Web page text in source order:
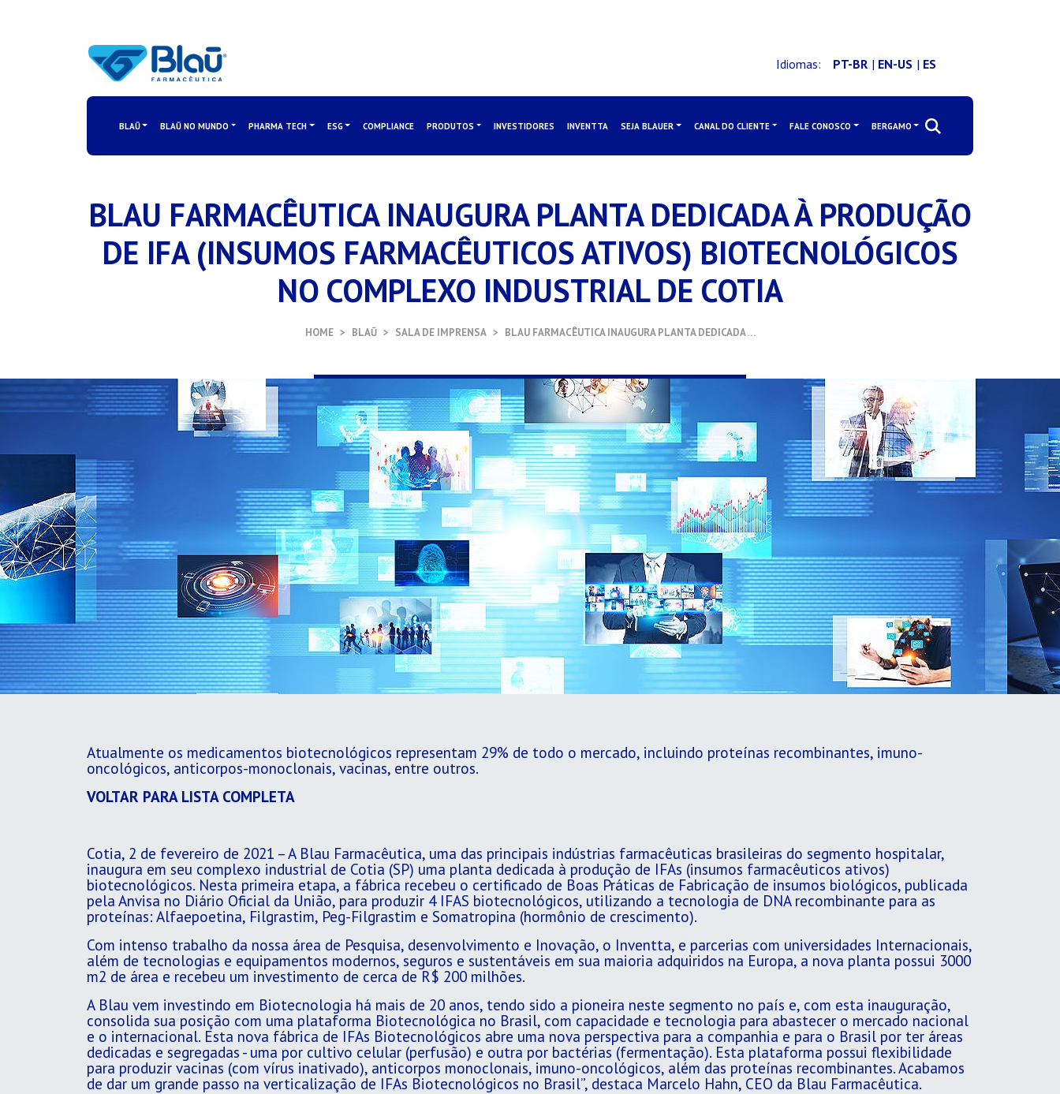
Idiomas: PT-BR | EN-US | ES
BLAŪ BLAŪ NO MUNDO PHARMA TECH ESG COMPLIANCE PRODUTOS INVESTIDORES INVENTTA SEJA BLAUER CANAL DO CLIENTE FALE CONOSCO BERGAMO
BLAU FARMACÊUTICA INAUGURA PLANTA DEDICADA À PRODUÇÃO
DE IFA (INSUMOS FARMACÊUTICOS ATIVOS) BIOTECNOLÓGICOS
NO COMPLEXO INDUSTRIAL DE COTIA
HOME BLAŪ SALA DE IMPRENSA BLAU FARMACÊUTICA INAUGURA PLANTA DEDICADA …
Atualmente os medicamentos biotecnológicos representam 29% de todo o mercado, incluindo proteínas recombinantes, imuno-
oncológicos, anticorpos-monoclonais, vacinas, entre outros.
VOLTAR PARA LISTA COMPLETA
Cotia, 2 de fevereiro de 2021 – A Blau Farmacêutica, uma das principais indústrias farmacêuticas brasileiras do segmento hospitalar,
inaugura em seu complexo industrial de Cotia (SP) uma planta dedicada à produção de IFAs (insumos farmacêuticos ativos)
biotecnológicos. Nesta primeira etapa, a fábrica recebeu o certificado de Boas Práticas de Fabricação de insumos biológicos, publicada
pela Anvisa no Diário Oficial da União, para produzir 4 IFAS biotecnológicos, utilizando a tecnologia de DNA recombinante para as
proteínas: Alfaepoetina, Filgrastim, Peg-Filgrastim e Somatropina (hormônio de crescimento).
Com intenso trabalho da nossa área de Pesquisa, desenvolvimento e Inovação, o Inventta, e parcerias com universidades Internacionais,
além de tecnologias e equipamentos modernos, seguros e sustentáveis em sua maioria adquiridos na Europa, a nova planta possui 3000
m2 de área e recebeu um investimento de cerca de R$ 200 milhões.
A Blau vem investindo em Biotecnologia há mais de 20 anos, tendo sido a pioneira neste segmento no país e, com esta inauguração,
consolida sua posição com uma plataforma Biotecnológica no Brasil, com capacidade e tecnologia para abastecer o mercado nacional
e o internacional. Esta nova fábrica de IFAs Biotecnológicos abre uma nova perspectiva para a companhia e para o Brasil por ter áreas
dedicadas e segregadas - uma por cultivo celular (perfusão) e outra por bactérias (fermentação). Esta plataforma possui flexibilidade
para produzir vacinas (com vírus inativado), anticorpos monoclonais, imuno-oncológicos, além das proteínas recombinantes. Acabamos
de dar um grande passo na verticalização de IFAs Biotecnológicos no Brasil”, destaca Marcelo Hahn, CEO da Blau Farmacêutica.